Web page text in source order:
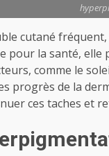
cutané
pour la santé,
comme le
progrès de la
ces taches et